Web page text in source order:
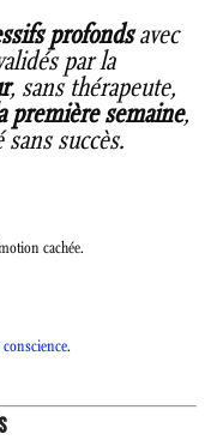
profondsavec
par la
, sans thérapeute,
première semaine,
succès.
cachée.
.